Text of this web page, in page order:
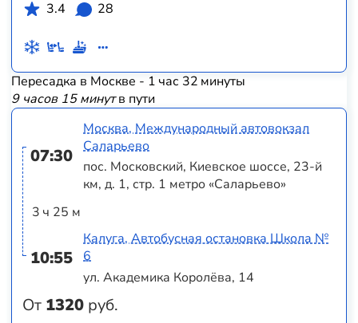
3.4
28
Пересадка в Москве - 1 час 32 минуты
9 часов 15 минутв пути
07:30
3 ч 25 м
10:55
От 1320 руб.
Москва, Международный автовокзал
Саларьево
пос. Московский, Киевское шоссе, 23-й
км, д. 1, стр. 1 метро «Саларьево»
Калуга, Автобусная остановка Школа №
6
ул. Академика Королёва, 14